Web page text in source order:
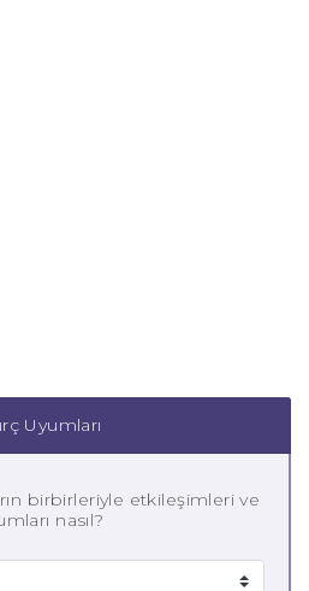
Uyumları
birbirleriyle etkileşimleri ve
nasıl?